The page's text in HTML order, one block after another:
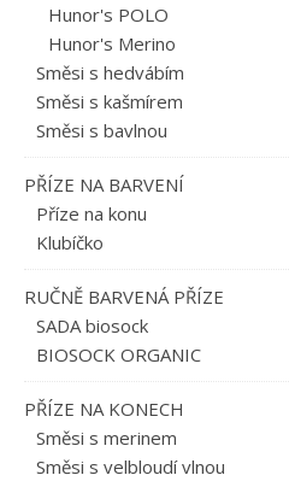
Hunor's POLO
Hunor's Merino
Směsi s hedvábím
Směsi s kašmírem
Směsi s bavlnou
PŘÍZE NA BARVENÍ
Příze na konu
Klubíčko
RUČNĚ BARVENÁ PŘÍZE
SADA biosock
BIOSOCK ORGANIC
PŘÍZE NA KONECH
Směsi s merinem
Směsi s velbloudí vlnou